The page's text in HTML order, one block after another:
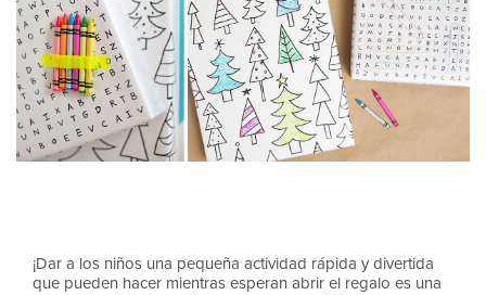
¡Dar a los niños una pequeña actividad rápida y divertida
que pueden hacer mientras esperan abrir el regalo es una